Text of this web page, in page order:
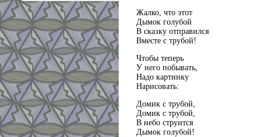
Жалко, что этот
Дымок голубой
В сказку отправился
Вместе с трубой!
Чтобы теперь
У него побывать,
Надо картинку
Нарисовать:
Домик с трубой,
Домик с трубой,
В небо струится
Дымок голубой!